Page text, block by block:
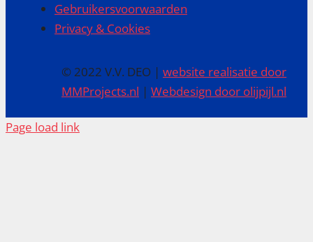
Gebruikersvoorwaarden
Privacy & Cookies
© 2022 V.V. DEO |website realisatie door
MMProjects.nl |Webdesign door olijpijl.nl
Page load link